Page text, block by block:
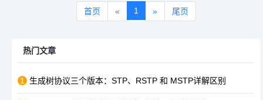
首页 « 1 » 尾页
热门文章
1 生成树协议三个版本：STP、RSTP 和 MSTP详解区别